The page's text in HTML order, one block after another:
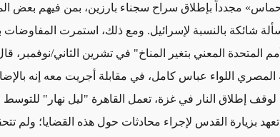
» مجدداً بإطلاق سراح سجناء بارزين، بمن فيهم بعض
شائكة بالنسبة لإسرائيل. ومع ذلك، استمرت المفاوضات
المتحدة المعني بتغير المناخ" في تشرين الثاني/نوفمبر،
المصري اللواء عباس كامل، في مقابلة أجريت معه إنه
لوقف إطلاق النار في غزة، تعمل القاهرة "ليل نهار"
بزيارة القدس لإجراء محادثات حول هذه القضايا؛ ولم